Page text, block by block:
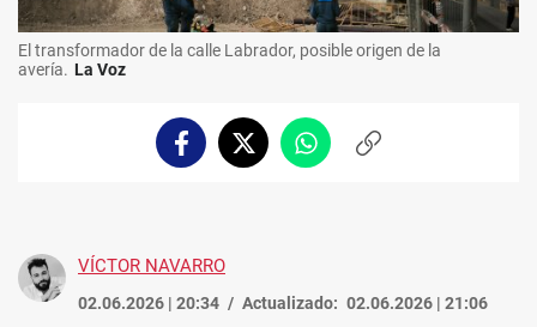
El transformador de la calle Labrador, posible origen de la
avería. La Voz
FacebookTwitterWhatsappCopiar
VÍCTOR NAVARRO
02.06.2026 | 20:34 Actualizado: 02.06.2026 | 21:06